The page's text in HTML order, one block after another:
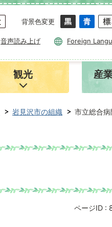
背景色変更
音声読み上げ Foreign
観光 産
岩見沢市の組織
市立総合
ページID :